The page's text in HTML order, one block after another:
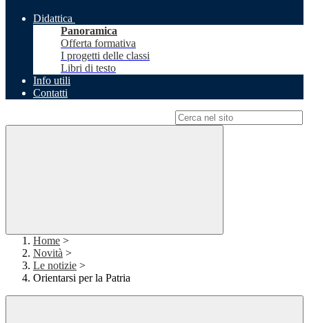
Didattica
Panoramica
Offerta formativa
I progetti delle classi
Libri di testo
Info utili
Contatti
Home >
Novità >
Le notizie >
Orientarsi per la Patria